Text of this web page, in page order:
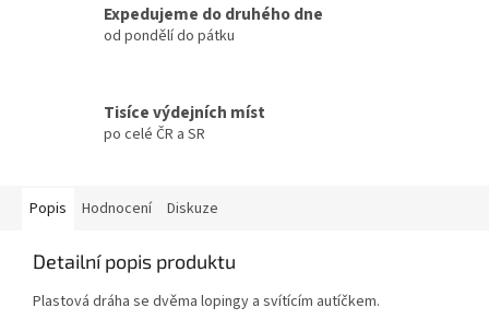
Expedujeme do druhého dne
od pondělí do pátku
Tisíce výdejních míst
po celé ČR a SR
Popis Hodnocení Diskuze
Detailní popis produktu
Plastová dráha se dvěma lopingy a svítícím autíčkem.